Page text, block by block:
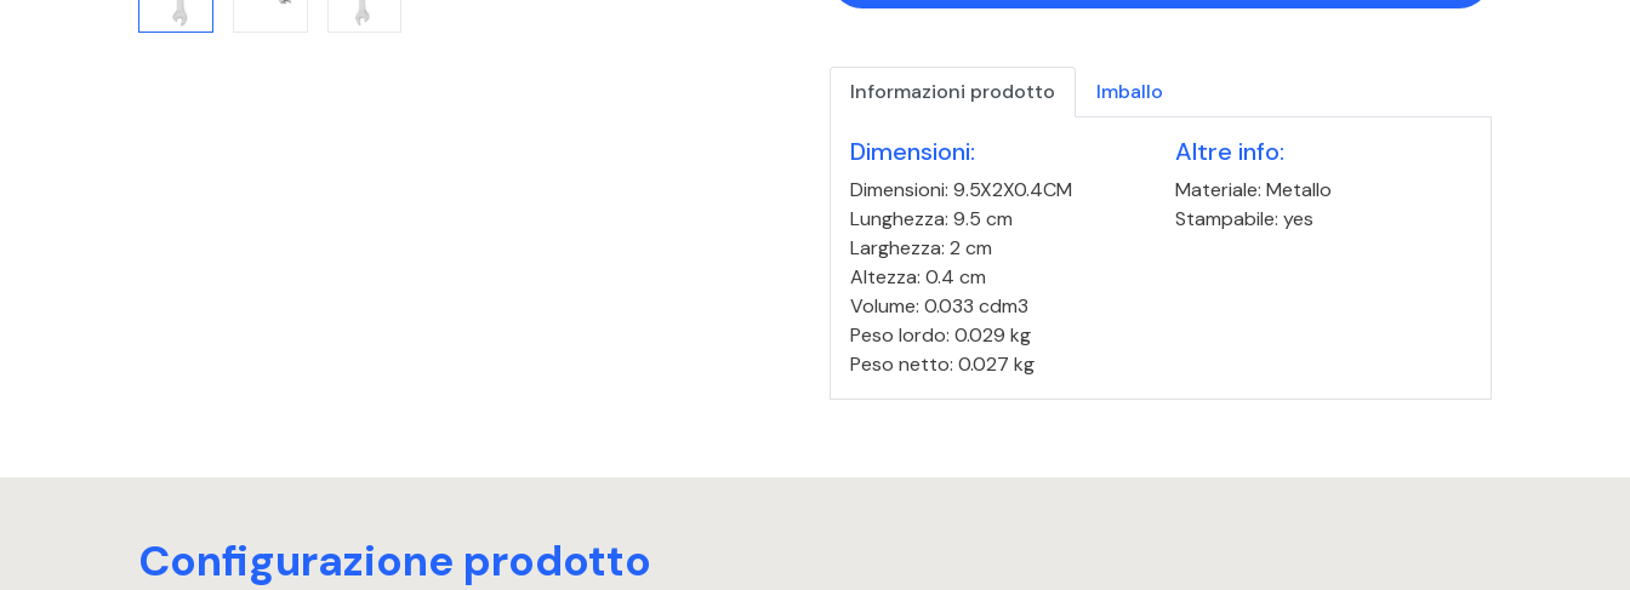
Informazioni prodotto Imballo
Dimensioni:
Dimensioni: 9.5X2X0.4CM
Lunghezza: 9.5 cm
Larghezza: 2 cm
Altezza: 0.4 cm
Volume: 0.033 cdm3
Peso lordo: 0.029 kg
Peso netto: 0.027 kg
Altre info:
Materiale: Metallo
Stampabile: yes
Configurazione prodotto